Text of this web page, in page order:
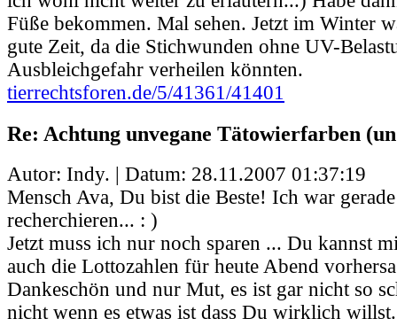
Füße bekommen. Mal sehen. Jetzt im Winter
gute Zeit, da die Stichwunden ohne UV-
Ausbleichgefahr verheilen könnten.
tierrechtsforen.de/5/41361/41401
Re: Achtung unvegane Tätowierfarben
Autor: Indy. | Datum: 28.11.2007 01:37:19
Mensch Ava, Du bist die Beste! Ich war
recherchieren... : )
Jetzt muss ich nur noch sparen ... Du kannst
auch die Lottozahlen für heute Abend
Dankeschön und nur Mut, es ist gar nicht so
nicht wenn es etwas ist dass Du wirklich